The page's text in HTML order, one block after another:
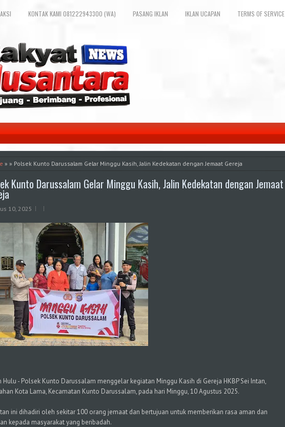
KONTAK KAMI 081222943300 (WA) PASANG IKLAN IKLAN UCAPAN TERMS OF SERVICE
» » Polsek Kunto Darussalam Gelar Minggu Kasih, Jalin Kedekatan dengan Jemaat Gereja
Kunto Darussalam Gelar Minggu Kasih, Jalin Kedekatan dengan Jemaat
10, 2025
Hulu - Polsek Kunto Darussalam menggelar kegiatan Minggu Kasih di Gereja HKBP Sei Intan,
Kota Lama, Kecamatan Kunto Darussalam, pada hari Minggu, 10 Agustus 2025.
ini dihadiri oleh sekitar 100 orang jemaat dan bertujuan untuk memberikan rasa aman dan
kepada masyarakat yang beribadah.